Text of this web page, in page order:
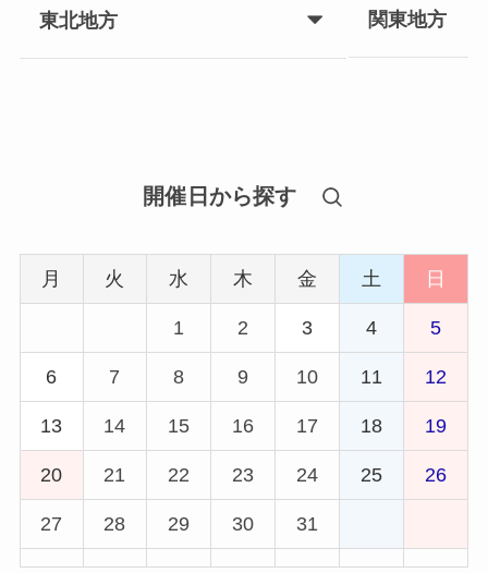
東北地方 関東地方
開催日から探す
月 火 水 木 金 土 日
1 2 3 4 5
6 7 8 9 10 11 12
13 14 15 16 17 18 19
20 21 22 23 24 25 26
27 28 29 30 31